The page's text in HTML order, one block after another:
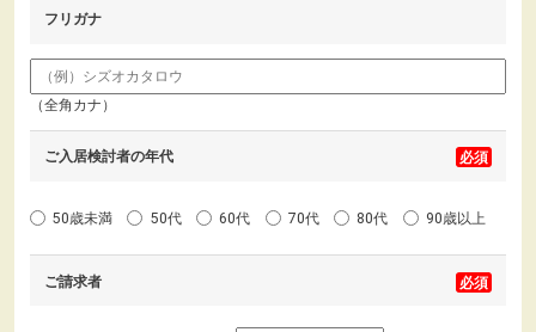
フリガナ
（全角カナ）
ご入居検討者の年代
50歳未満 50代 60代 70代 80代 90歳以上
ご請求者